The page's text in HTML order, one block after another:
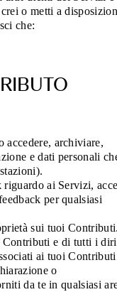
o metti a
che:
accedere, archiviare,
e dati personali
ai Servizi,
per qualsiasi
sui tuoi
Contributi e di tutti i
ai tuoi
o
da te in qualsiasi